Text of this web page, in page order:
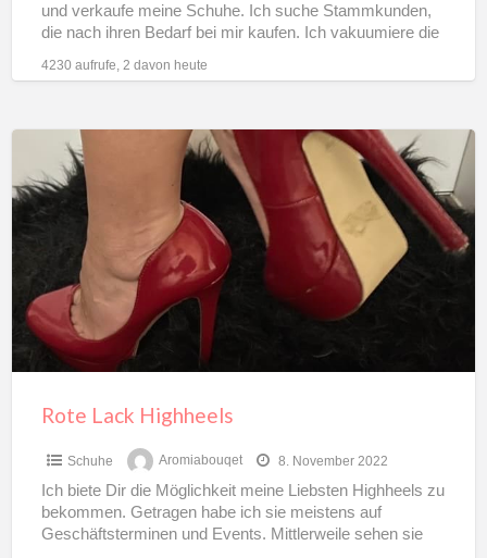
und verkaufe meine Schuhe. Ich suche Stammkunden,
die nach ihren Bedarf bei mir kaufen. Ich vakuumiere die
4230 aufrufe, 2 davon heute
Lack
Highheels
Rote Lack Highheels
Schuhe Aromiabouqet 8. November 2022
Ich biete Dir die Möglichkeit meine Liebsten Highheels zu
bekommen. Getragen habe ich sie meistens auf
Geschäftsterminen und Events. Mittlerweile sehen sie